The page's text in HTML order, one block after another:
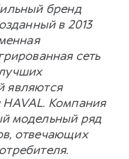
бренд
в 2013
сеть
являются
Компания
модельный ряд
отвечающих